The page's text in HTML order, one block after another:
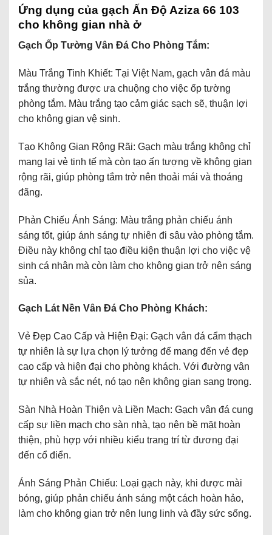
Ứng dụng của gạch Ấn Độ Aziza 66 103
cho không gian nhà ở
Gạch Ốp Tường Vân Đá Cho Phòng Tắm:
Màu Trắng Tinh Khiết: Tại Việt Nam, gạch vân đá màu
trắng thường được ưa chuộng cho việc ốp tường
phòng tắm. Màu trắng tạo cảm giác sạch sẽ, thuận lợi
cho không gian vệ sinh.
Tạo Không Gian Rộng Rãi: Gạch màu trắng không chỉ
mang lại vẻ tinh tế mà còn tạo ấn tượng về không gian
rộng rãi, giúp phòng tắm trở nên thoải mái và thoáng
đãng.
Phản Chiếu Ánh Sáng: Màu trắng phản chiếu ánh
sáng tốt, giúp ánh sáng tự nhiên đi sâu vào phòng tắm.
Điều này không chỉ tạo điều kiện thuận lợi cho việc vệ
sinh cá nhân mà còn làm cho không gian trở nên sáng
sủa.
Gạch Lát Nền Vân Đá Cho Phòng Khách:
Vẻ Đẹp Cao Cấp và Hiện Đại: Gạch vân đá cẩm thạch
tự nhiên là sự lựa chọn lý tưởng để mang đến vẻ đẹp
cao cấp và hiện đại cho phòng khách. Với đường vân
tự nhiên và sắc nét, nó tạo nên không gian sang trọng.
Sàn Nhà Hoàn Thiện và Liền Mạch: Gạch vân đá cung
cấp sự liền mạch cho sàn nhà, tạo nên bề mặt hoàn
thiện, phù hợp với nhiều kiểu trang trí từ đương đại
đến cổ điển.
Ánh Sáng Phản Chiếu: Loại gạch này, khi được mài
bóng, giúp phản chiếu ánh sáng một cách hoàn hảo,
làm cho không gian trở nên lung linh và đầy sức sống.